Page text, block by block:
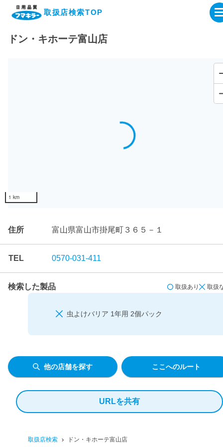
取扱店検索TOP
企業・IR情報サイト
取扱店検索 ドン・キホーテ富山店
ドン・キホーテ富山店
住所 富山県富山市掛尾町３６５－１
TEL 0570-031-411
検索した製品 取扱あり 取扱
虫よけバリア 1年用 2個パック
他の店舗を探す ここへのルート
URLを共有
Loading...
1 km